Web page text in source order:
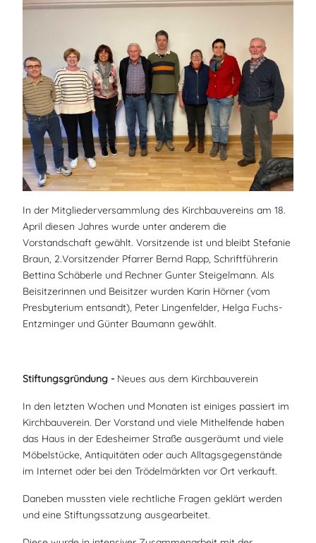
In der Mitgliederversammlung des Kirchbauvereins am 18.
April diesen Jahres wurde unter anderem die
Vorstandschaft gewählt. Vorsitzende ist und bleibt Stefanie
Braun, 2.Vorsitzender Pfarrer Bernd Rapp, Schriftführerin
Bettina Schäberle und Rechner Gunter Steigelmann. Als
Beisitzerinnen und Beisitzer wurden Karin Hörner (vom
Presbyterium entsandt), Peter Lingenfelder, Helga Fuchs-
Entzminger und Günter Baumann gewählt.
Stiftungsgründung - Neues aus dem Kirchbauverein
In den letzten Wochen und Monaten ist einiges passiert im
Kirchbauverein. Der Vorstand und viele Mithelfende haben
das Haus in der Edesheimer Straße ausgeräumt und viele
Möbelstücke, Antiquitäten oder auch Alltagsgegenstände
im Internet oder bei den Trödelmärkten vor Ort verkauft.
Daneben mussten viele rechtliche Fragen geklärt werden
und eine Stiftungssatzung ausgearbeitet.